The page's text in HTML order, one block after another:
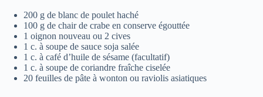
200 g de blanc de poulet haché
100 g de chair de crabe en conserve égouttée
1 oignon nouveau ou 2 cives
1 c. à soupe de sauce soja salée
1 c. à café d’huile de sésame (facultatif)
1 c. à soupe de coriandre fraîche ciselée
20 feuilles de pâte à wonton ou raviolis asiatiques